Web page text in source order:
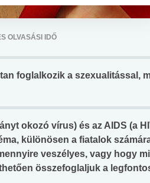
OLVASÁSI IDŐ
foglalkozik a szexualitással,
okozó vírus) és az AIDS (a
különösen a fiatalok
veszélyes, vagy hogy
összefoglaljuk a